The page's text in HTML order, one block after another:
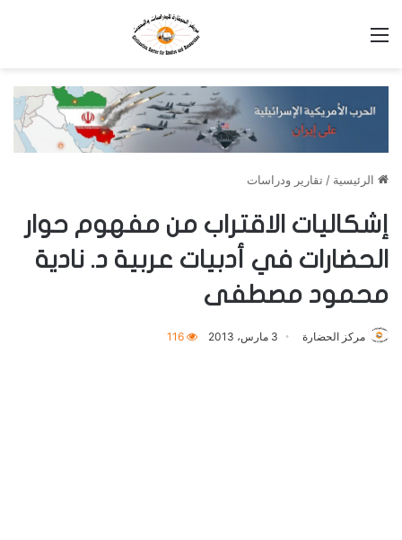
الرئيسية / تقارير ودراسات
إشكاليات الاقتراب من مفهوم حوار
الحضارات في أدبيات عربية د. نادية
محمود مصطفى
مركز الحضارة 3 مارس، 2013 116